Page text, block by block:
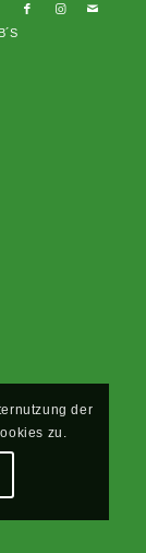
der
zu.